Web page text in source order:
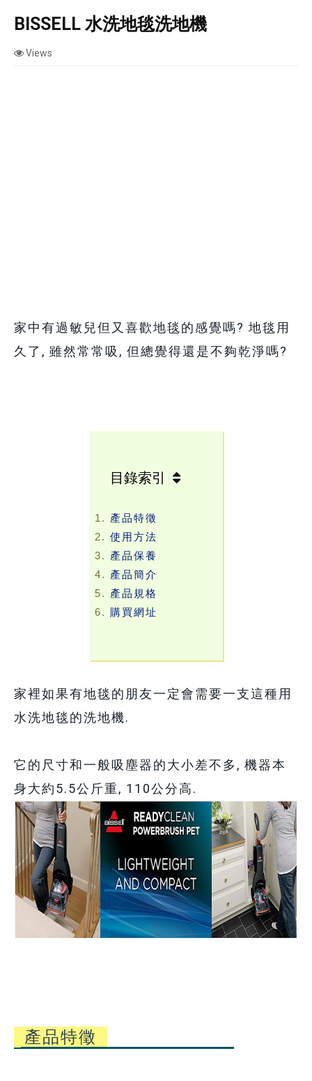
BISSELL 水洗地毯洗地機
Views
家中有過敏兒但又喜歡地毯的感覺嗎? 地毯用
久了, 雖然常常吸, 但總覺得還是不夠乾淨嗎?
目錄索引
產品特徵
使用方法
產品保養
產品簡介
產品規格
購買網址
家裡如果有地毯的朋友一定會需要一支這種用
水洗地毯的洗地機.
它的尺寸和一般吸塵器的大小差不多, 機器本
身大約5.5公斤重, 110公分高.
產品特徵